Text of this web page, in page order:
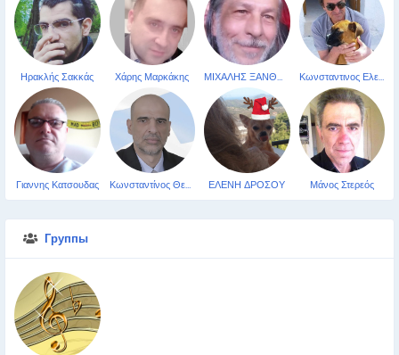
Ηρακλής Σακκάς Χάρης Μαρκάκης ΜΙΧΑΛΗΣ ΞΑΝΘΟΥΔΑΚΗΣ Κωνσταντινος Ελευθερακης
Γιαννης Κατσουδας Κωνσταντίνος Θεοδώρου ΕΛΕΝΗ ΔΡΟΣΟΥ Μάνος Στερεός
Группы